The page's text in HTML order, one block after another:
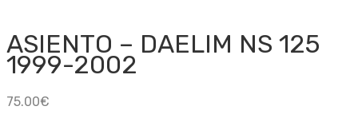
ASIENTO – DAELIM NS 125
1999-2002
75.00€